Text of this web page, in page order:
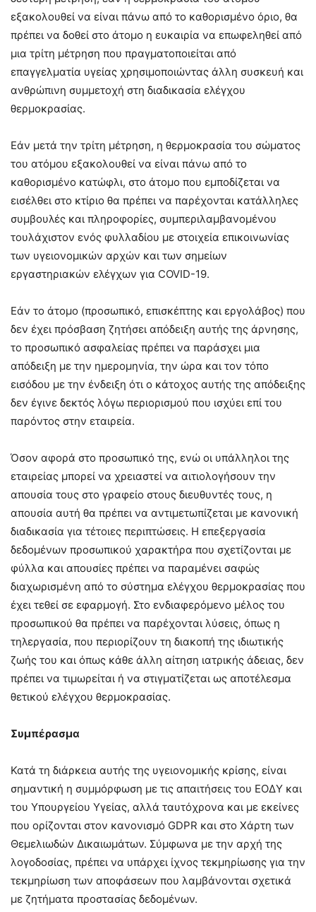
εξακολουθεί να είναι πάνω από το καθορισμένο όριο, θα
πρέπει να δοθεί στο άτομο η ευκαιρία να επωφεληθεί από
μια τρίτη μέτρηση που πραγματοποιείται από
επαγγελματία υγείας χρησιμοποιώντας άλλη συσκευή και
ανθρώπινη συμμετοχή στη διαδικασία ελέγχου
θερμοκρασίας.
Εάν μετά την τρίτη μέτρηση, η θερμοκρασία του σώματος
του ατόμου εξακολουθεί να είναι πάνω από το
καθορισμένο κατώφλι, στο άτομο που εμποδίζεται να
εισέλθει στο κτίριο θα πρέπει να παρέχονται κατάλληλες
συμβουλές και πληροφορίες, συμπεριλαμβανομένου
τουλάχιστον ενός φυλλαδίου με στοιχεία επικοινωνίας
των υγειονομικών αρχών και των σημείων
εργαστηριακών ελέγχων για COVID-19.
Εάν το άτομο (προσωπικό, επισκέπτης και εργολάβος) που
δεν έχει πρόσβαση ζητήσει απόδειξη αυτής της άρνησης,
το προσωπικό ασφαλείας πρέπει να παράσχει μια
απόδειξη με την ημερομηνία, την ώρα και τον τόπο
εισόδου με την ένδειξη ότι ο κάτοχος αυτής της απόδειξης
δεν έγινε δεκτός λόγω περιορισμού που ισχύει επί του
παρόντος στην εταιρεία.
Όσον αφορά στο προσωπικό της, ενώ οι υπάλληλοι της
εταιρείας μπορεί να χρειαστεί να αιτιολογήσουν την
απουσία τους στο γραφείο στους διευθυντές τους, η
απουσία αυτή θα πρέπει να αντιμετωπίζεται με κανονική
διαδικασία για τέτοιες περιπτώσεις. Η επεξεργασία
δεδομένων προσωπικού χαρακτήρα που σχετίζονται με
φύλλα και απουσίες πρέπει να παραμένει σαφώς
διαχωρισμένη από το σύστημα ελέγχου θερμοκρασίας που
έχει τεθεί σε εφαρμογή. Στο ενδιαφερόμενο μέλος του
προσωπικού θα πρέπει να παρέχονται λύσεις, όπως η
τηλεργασία, που περιορίζουν τη διακοπή της ιδιωτικής
ζωής του και όπως κάθε άλλη αίτηση ιατρικής άδειας, δεν
πρέπει να τιμωρείται ή να στιγματίζεται ως αποτέλεσμα
θετικού ελέγχου θερμοκρασίας.
Συμπέρασμα
Κατά τη διάρκεια αυτής της υγειονομικής κρίσης, είναι
σημαντική η συμμόρφωση με τις απαιτήσεις του ΕΟΔΥ και
του Υπουργείου Υγείας, αλλά ταυτόχρονα και με εκείνες
που ορίζονται στον κανονισμό GDPR και στο Χάρτη των
Θεμελιωδών Δικαιωμάτων. Σύμφωνα με την αρχή της
λογοδοσίας, πρέπει να υπάρχει ίχνος τεκμηρίωσης για την
τεκμηρίωση των αποφάσεων που λαμβάνονται σχετικά
με ζητήματα προστασίας δεδομένων.